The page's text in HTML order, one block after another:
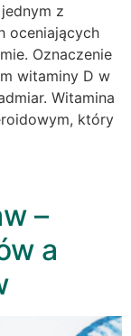
z
oceniających
Oznaczenie
witaminy D w
Witamina
który
–
a